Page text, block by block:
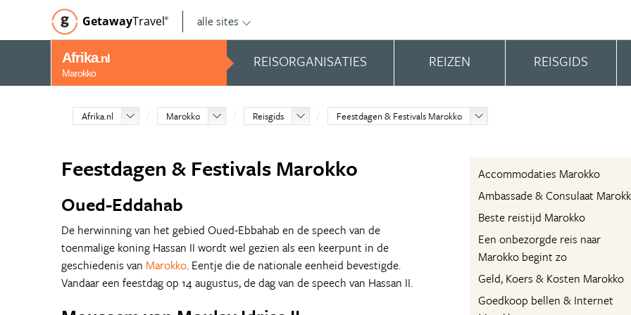
GetawayTravel© alle sites
Afrika.nl
Marokko
REISORGANISATIES REIZEN REISGIDS
Afrika.nl Marokko Reisgids Feestdagen & Festivals Marokko
Accommodaties Marokko
Ambassade & Consulaat
Beste reistijd Marokko
Een onbezorgde reis naar
Marokko begint zo
Geld, Koers & Kosten Marokko
Goedkoop bellen & Internet
Feestdagen & Festivals Marokko
Oued-Eddahab
De herwinning van het gebied Oued-Ebbahab en de speech van de
toenmalige koning Hassan II wordt wel gezien als een keerpunt in de
geschiedenis van Marokko. Eentje die de nationale eenheid bevestigde.
Vandaar een feestdag op 14 augustus, de dag van de speech van Hassan II.